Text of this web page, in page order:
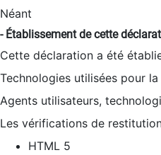
Néant
- Établissement de cette
Cette déclaration a été
Technologies utilisées pour
Agents utilisateurs,
Les vérifications de
HTML 5